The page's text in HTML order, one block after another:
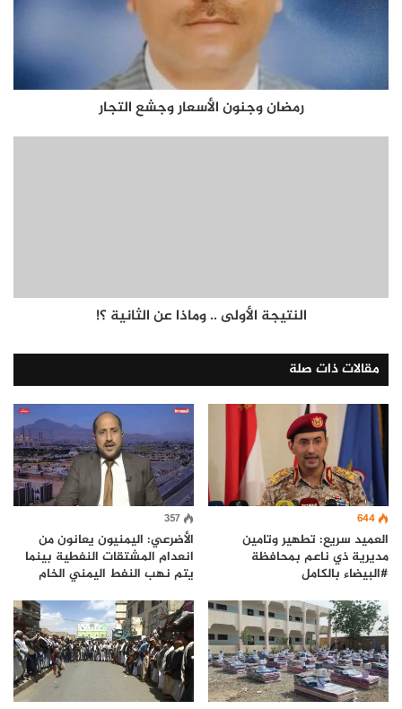
رمضان وجنون الأسعار وجشع التجار
النتيجة الأولى .. وماذا عن الثانية ؟!
مقالات ذات صلة
644
العميد سريع: تطهير وتامين
مديرية ذي ناعم بمحافظة
#البيضاء بالكامل
357
الأضرعي: اليمنيون يعانون من
انعدام المشتقات النفطية بينما
يتم نهب النفط اليمني الخام